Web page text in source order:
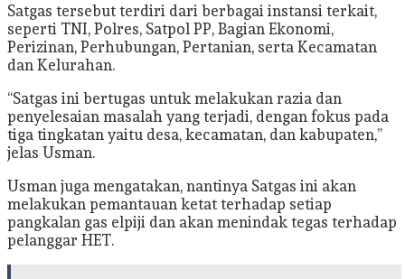
Satgas tersebut terdiri dari berbagai instansi terkait,
seperti TNI, Polres, Satpol PP, Bagian Ekonomi,
Perizinan, Perhubungan, Pertanian, serta Kecamatan
dan Kelurahan.
“Satgas ini bertugas untuk melakukan razia dan
penyelesaian masalah yang terjadi, dengan fokus pada
tiga tingkatan yaitu desa, kecamatan, dan kabupaten,”
jelas Usman.
Usman juga mengatakan, nantinya Satgas ini akan
melakukan pemantauan ketat terhadap setiap
pangkalan gas elpiji dan akan menindak tegas terhadap
pelanggar HET.